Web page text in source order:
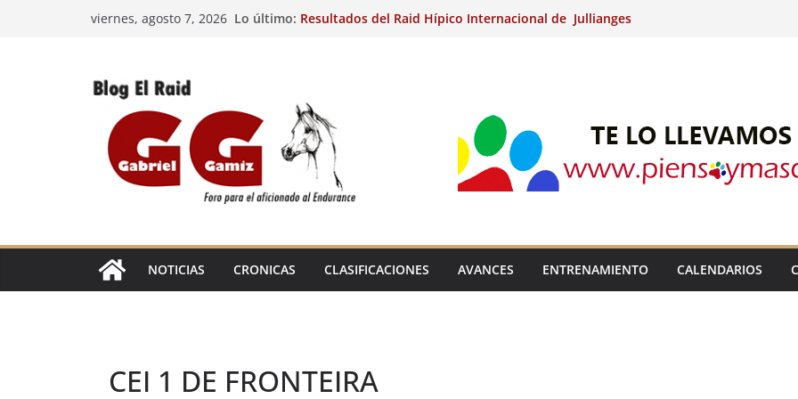
viernes, agosto 7, 2026 Lo último: Resultados del Raid Hípico Internacional de Jullianges
Caballos Jóvenes de Raid.
Raid Hípico Eladina Kung (Badajoz).
EL
NOTICIAS CRONICAS CLASIFICACIONES AVANCES ENTRENAMIENTO CALENDARIOS
CEI 1 DE FRONTEIRA